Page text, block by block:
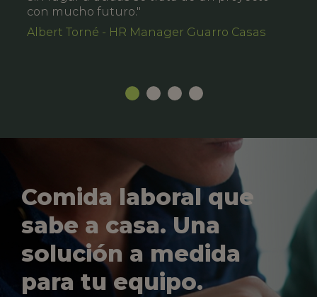
con mucho futuro."
Albert Torné - HR Manager Guarro Casas
Comida laboral que
sabe a casa. Una
solución a medida
para tu equipo.